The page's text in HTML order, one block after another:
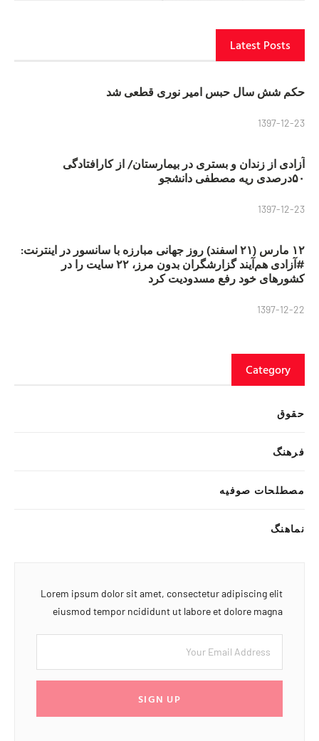
Latest Posts
حکم شش سال حبس امیر نوری قطعی شد
1397-12-23
آزادی از زندان و بستری در بیمارستان/ از کارافتادگی
۵۰درصدی ریه مصطفی دانشجو
1397-12-23
۱۲ مارس (۲۱ اسفند) روز جهانی مبارزه با سانسور در اینترنت:
#آزادی هم‌آیند گزارشگران‌ بدون مرز، ۲۲ سایت را در
کشورهای خود رفع مسدودیت کرد
1397-12-22
Category
حقوق
فرهنگ
مصطلحات صوفیه
نماهنگ
Lorem ipsum dolor sit amet, consectetur adipiscing elit
eiusmod tempor ncididunt ut labore et dolore magna
SIGN UP